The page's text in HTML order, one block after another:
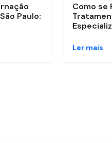
Paulo:
Como se
Ler mais